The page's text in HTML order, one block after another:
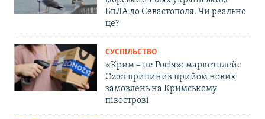
БпЛА до Севастополя. Чи реально
це?
СУСПІЛЬСТВО
«Крим – не Росія»: маркетплейс
Ozon припинив прийом нових
замовлень на Кримському
півострові